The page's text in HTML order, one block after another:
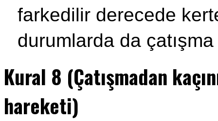
farkedilir derecede
durumlarda da
Kural 8 (Çatışmadan
hareketi)